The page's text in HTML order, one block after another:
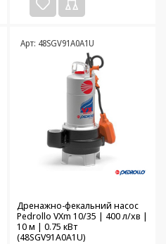
Арт: 48SGV91A0A1U
Дренажно-фекальний насос
Pedrollo VXm 10/35 | 400 л/хв |
10 м | 0.75 кВт
(48SGV91A0A1U)